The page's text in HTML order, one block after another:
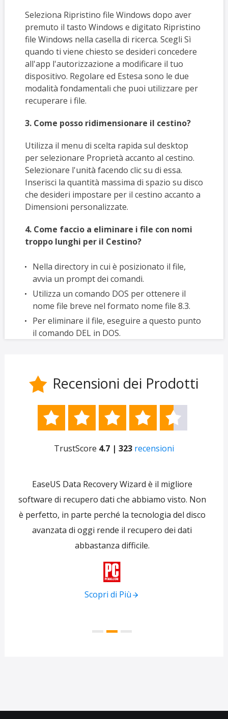
Seleziona Ripristino file Windows dopo aver
premuto il tasto Windows e digitato Ripristino
file Windows nella casella di ricerca. Scegli Sì
quando ti viene chiesto se desideri concedere
all'app l'autorizzazione a modificare il tuo
dispositivo. Regolare ed Estesa sono le due
modalità fondamentali che puoi utilizzare per
recuperare i file.
3. Come posso ridimensionare il cestino?
Utilizza il menu di scelta rapida sul desktop
per selezionare Proprietà accanto al cestino.
Selezionare l'unità facendo clic su di essa.
Inserisci la quantità massima di spazio su disco
che desideri impostare per il cestino accanto a
Dimensioni personalizzate.
4. Come faccio a eliminare i file con nomi
troppo lunghi per il Cestino?
Nella directory in cui è posizionato il file,
avvia un prompt dei comandi.
Utilizza un comando DOS per ottenere il
nome file breve nel formato nome file 8.3.
Per eliminare il file, eseguire a questo punto
il comando DEL in DOS.
 Recensioni dei Prodotti
    
TrustScore 4.7 | 323 recensioni
EaseUS Data Recovery Wizard è il migliore
software di recupero dati che abbiamo visto. Non
è perfetto, in parte perché la tecnologia del disco
avanzata di oggi rende il recupero dei dati
abbastanza difficile.

Scopri di Più